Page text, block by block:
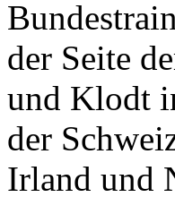
der Seite
und Klodt
der
Irland und